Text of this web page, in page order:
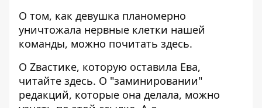
О том, как девушка планомерно
уничтожала нервные клетки нашей
команды, можно почитать здесь.
О Zвастике, которую оставила Ева,
читайте здесь. О "заминировании"
редакций, которые она делала, можно